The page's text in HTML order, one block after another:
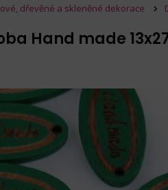
dřevěné a skleněné dekorace
Hand made